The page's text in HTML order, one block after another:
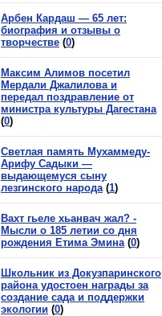
Арбен Кардаш — 65 лет:
биография и отзывы о
творчестве (0)
Максим Алимов посетил
Мердали Джалилова и
передал поздравление от
министра культуры Дагестана
(0)
Светлая память Мухаммеду-
Арифу Садыки —
выдающемуся сыну
лезгинского народа (1)
Вахт гьеле хьанвач жал? -
Мысли о 185 летии со дня
рождения Етима Эмина (0)
Школьник из Докузпаринского
района удостоен награды за
создание сада и поддержки
экологии (0)